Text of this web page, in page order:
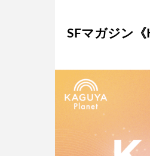
SFマガジン